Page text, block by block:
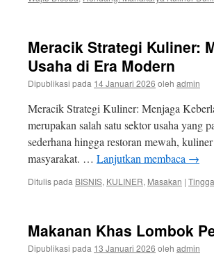
Meracik Strategi Kuliner:
Usaha di Era Modern
Dipublikasi pada 14 Januari 2026 oleh admin
Meracik Strategi Kuliner: Menjaga
merupakan salah satu sektor usaha yang
sederhana hingga restoran mewah,
masyarakat. … Lanjutkan membaca →
Ditulis pada BISNIS, KULINER, Masakan |
Makanan Khas Lombok
Dipublikasi pada 13 Januari 2026 oleh admin